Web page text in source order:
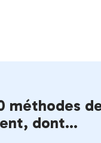
méthodes
dont…